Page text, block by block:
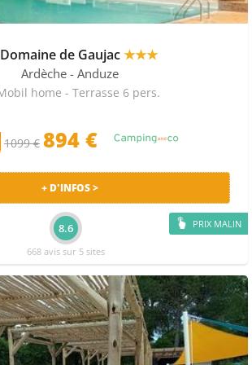
Domaine de Gaujac★★★
Ardèche - Anduze
home - Terrasse 6 pers.
1099 € 894 €
PRIX MALIN
+ D'INFOS >
8.6
668 avis sur 5 sites